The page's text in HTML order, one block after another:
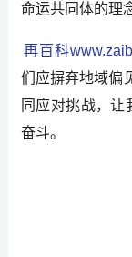
命运共同体的理
再百科
们应摒弃地域偏
同应对挑战，让
奋斗。